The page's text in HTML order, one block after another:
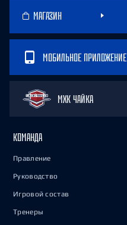
МАГАЗИН
МОБИЛЬНОЕ ПРИЛОЖЕНИЕ
МХК ЧАЙКА
КОМАНДА
Правление
Руководство
Игровой состав
Тренеры